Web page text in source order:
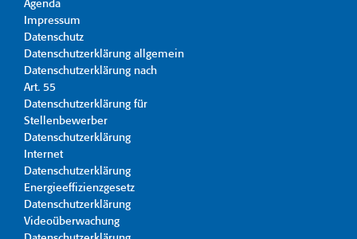
Agenda
Impressum
Datenschutz
Datenschutzerklärung allgemein
Datenschutzerklärung nach
Art. 55
Datenschutzerklärung für
Stellenbewerber
Datenschutzerklärung
Internet
Datenschutzerklärung
Energieeffizienzgesetz
Datenschutzerklärung
Videoüberwachung